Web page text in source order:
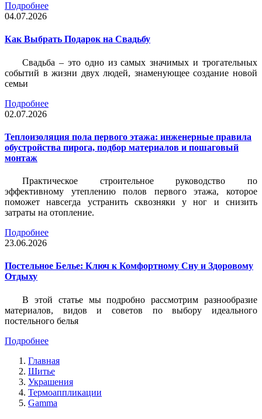
Подробнее
04.07.2026
Как Выбрать Подарок на Свадьбу
Свадьба – это одно из самых значимых и трогательных
событий в жизни двух людей, знаменующее создание новой
семьи
Подробнее
02.07.2026
Теплоизоляция пола первого этажа: инженерные правила
обустройства пирога, подбор материалов и пошаговый
монтаж
Практическое строительное руководство по
эффективному утеплению полов первого этажа, которое
поможет навсегда устранить сквозняки у ног и снизить
затраты на отопление.
Подробнее
23.06.2026
Постельное Белье: Ключ к Комфортному Сну и Здоровому
Отдыху
В этой статье мы подробно рассмотрим разнообразие
материалов, видов и советов по выбору идеального
постельного белья
Подробнее
Главная
Шитье
Украшения
Термоаппликации
Gamma